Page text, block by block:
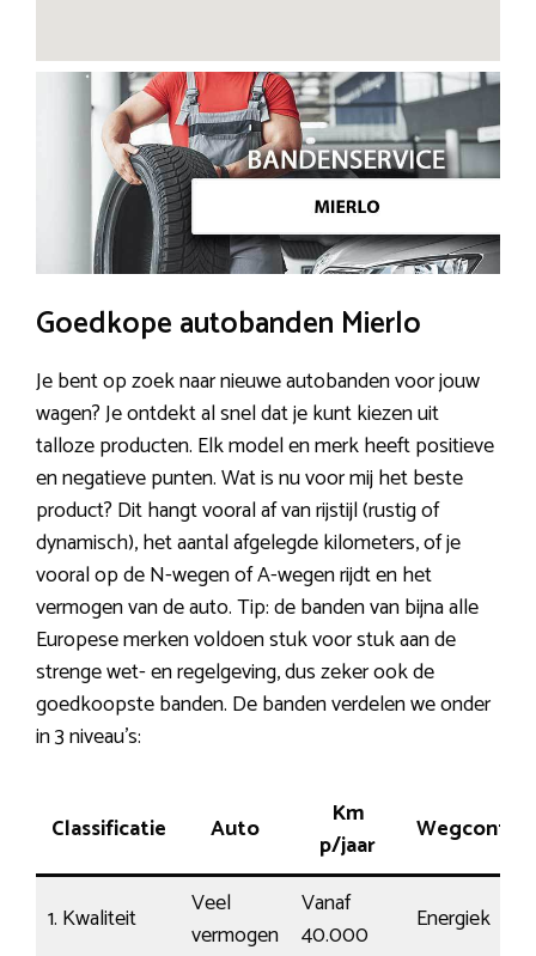
Goedkope autobanden Mierlo
Je bent op zoek naar nieuwe autobanden voor jouw
wagen? Je ontdekt al snel dat je kunt kiezen uit
talloze producten. Elk model en merk heeft positieve
en negatieve punten. Wat is nu voor mij het beste
product? Dit hangt vooral af van rijstijl (rustig of
dynamisch), het aantal afgelegde kilometers, of je
vooral op de N-wegen of A-wegen rijdt en het
vermogen van de auto. Tip: de banden van bijna alle
Europese merken voldoen stuk voor stuk aan de
strenge wet- en regelgeving, dus zeker ook de
goedkoopste banden. De banden verdelen we onder
in 3 niveau’s:
Classificatie Auto
Km
p/jaar
1. Kwaliteit
Veel
vermogen
Vanaf
40.000
Energiek